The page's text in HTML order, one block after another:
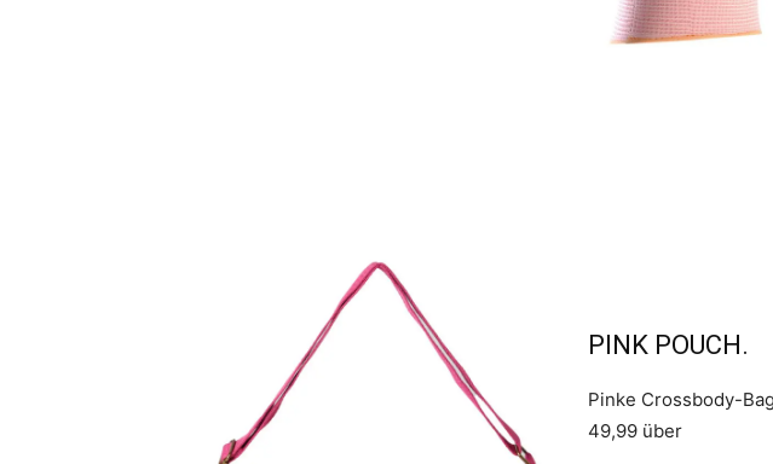
PINK POUCH.
Pinke Crossbody-
49,99 über